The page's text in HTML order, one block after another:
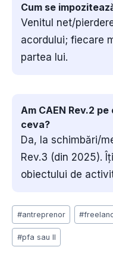
Cum se
Venitul net/
acordului; fiecare
partea lui.
Am CAEN Rev.2
ceva?
Da, la schimbări/
Rev.3 (din 2025).
obiectului de
Post
Tags:
#antreprenor #
#pfa sau II